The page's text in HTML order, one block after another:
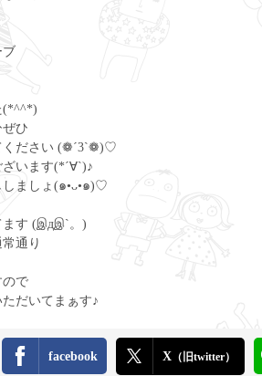
ブ
(*^^*)
ひ
ください (❁´3`❁)♡
います(*´∀`)♪
しましょ(๑•ᴗ•๑)♡
ます (இдஇ`。)
通り
ので
だいてまぁす♪
facebook X （旧twitter）